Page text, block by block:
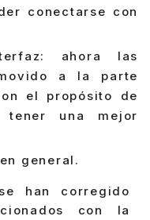
conectarse con
ahora las
a la parte
el propósito de
una mejor
general.
han corregido
con la